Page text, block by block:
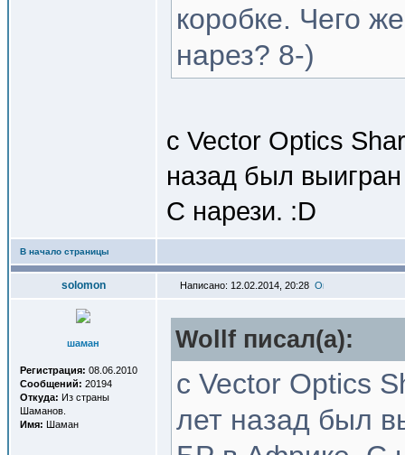
коробке. Чего
нарез? 8-)
с Vector Optics
назад был
С нарези. :D
В начало страницы
solomon Написано: 12.02.2014, 20:28
шаман
Регистрация: 08.06.2010
Сообщений: 20194
Откуда: Из страны
Шаманов.
Имя: Шаман
Wollf писал(a):
с Vector Optics
лет назад был